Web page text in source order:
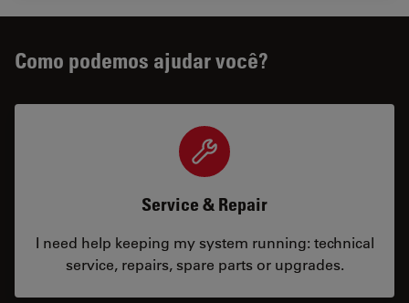
Como podemos ajudar você?
Service & Repair
I need help keeping my system running: technical
service, repairs, spare parts or upgrades.